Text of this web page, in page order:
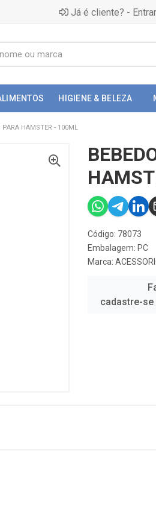
Já é cliente? - Entrar
HIGIENE & BELEZA
PARA HAMSTER - 100ML
Código: 78073
Embalagem: PC
Marca:
cadastre-